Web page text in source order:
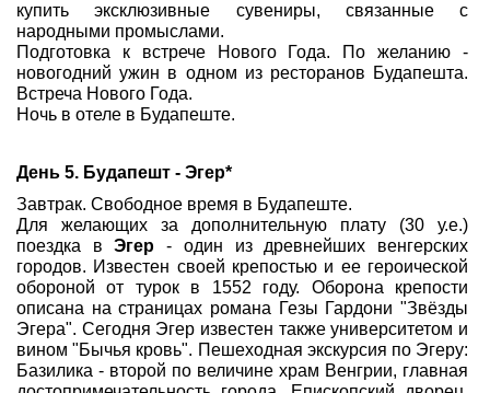
купить эксклюзивные сувениры, связанные с
народными промыслами.
Подготовка к встрече Нового Года. По желанию -
новогодний ужин в одном из ресторанов Будапешта.
Встреча Нового Года.
Ночь в отеле в Будапеште.
День 5. Будапешт - Эгер*
Завтрак. Свободное время в Будапеште.
Для желающих за дополнительную плату (30 у.е.)
поездка вЭгер - один из древнейших венгерских
городов. Известен своей крепостью и ее героической
обороной от турок в 1552 году. Оборона крепости
описана на страницах романа Гезы Гардони "Звёзды
Эгера". Сегодня Эгер известен также университетом и
вином "Бычья кровь". Пешеходная экскурсия по Эгеру:
Базилика - второй по величине храм Венгрии, главная